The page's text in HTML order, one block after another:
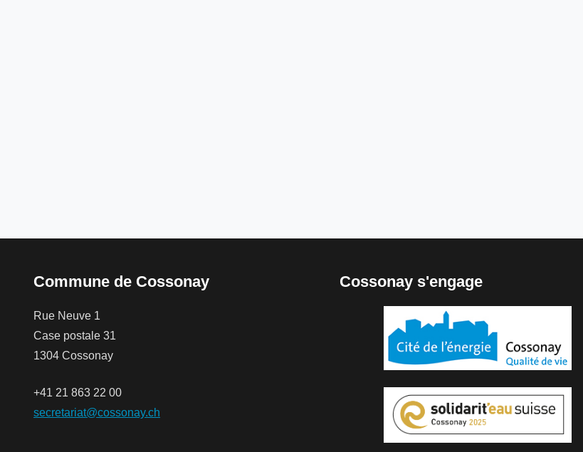
Commune de Cossonay
Rue Neuve 1
Case postale 31
1304 Cossonay
+41 21 863 22 00
secretariat@cossonay.ch
Cossonay s'engage